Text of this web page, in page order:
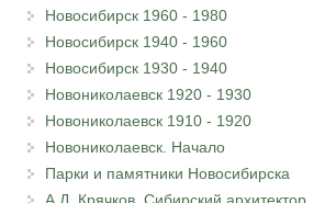
Новосибирск 1960 - 1980
Новосибирск 1940 - 1960
Новосибирск 1930 - 1940
Новониколаевск 1920 - 1930
Новониколаевск 1910 - 1920
Новониколаевск. Начало
Парки и памятники Новосибирска